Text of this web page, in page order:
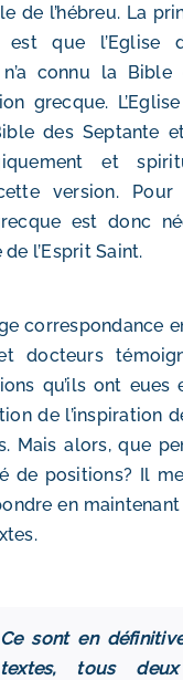
de l’hébreu. La
que l’Eglise
connu la Bible
grecque.
des Septante
et
version. Pour
est donc
l’Esprit Saint.
correspondance
docteurs
qu’ils ont eues
de l’inspiration
Mais alors, que
de positions? Il
en
Ce sont en
textes, tous